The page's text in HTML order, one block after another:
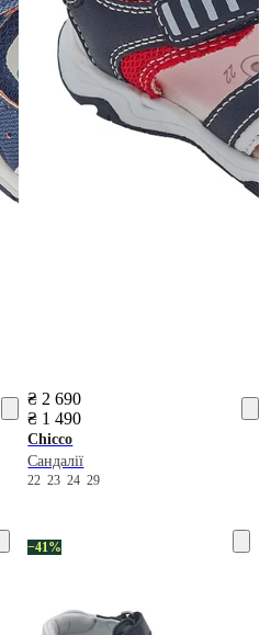
₴ 2 690
₴ 1 490
Chicco
Сандалії
22232429
−41%